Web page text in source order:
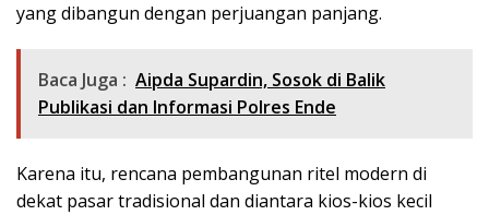
yang dibangun dengan perjuangan panjang.
Baca Juga : Aipda Supardin, Sosok di Balik
Publikasi dan Informasi Polres Ende
Karena itu, rencana pembangunan ritel modern di
dekat pasar tradisional dan diantara kios-kios kecil